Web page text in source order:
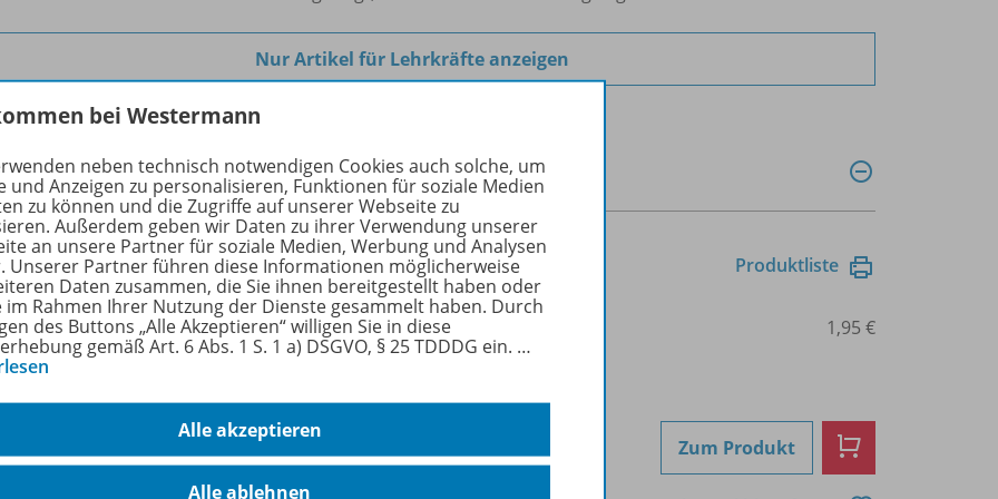
Nur Artikel für Lehrkräfte anzeigen
der Reihe
Produktliste
Poster Praxis Geschichte
Ägypten und Rom
1,95 €
Zum Produkt
bei Westermann
neben technisch notwendigen Cookies auch solche, um
und Anzeigen zu personalisieren, Funktionen für soziale Medien
zu können und die Zugriffe auf unserer Webseite zu
Außerdem geben wir Daten zu ihrer Verwendung unserer
an unsere Partner für soziale Medien, Werbung und Analysen
Unserer Partner führen diese Informationen möglicherweise
Daten zusammen, die Sie ihnen bereitgestellt haben oder
im Rahmen Ihrer Nutzung der Dienste gesammelt haben. Durch
des Buttons „Alle Akzeptieren“ willigen Sie in diese
gemäß Art. 6 Abs. 1 S. 1 a) DSGVO, § 25 TDDDG ein. …
Alle akzeptieren
Alle ablehnen